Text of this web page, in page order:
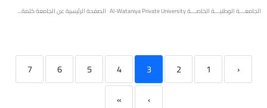
الجامعـــة الوطنيـــة الخاصـــة Al-Wataniya Private University الصفحة الرئيسية عن الجامعة كلمة...
1
2
3
4
5
6
7
»